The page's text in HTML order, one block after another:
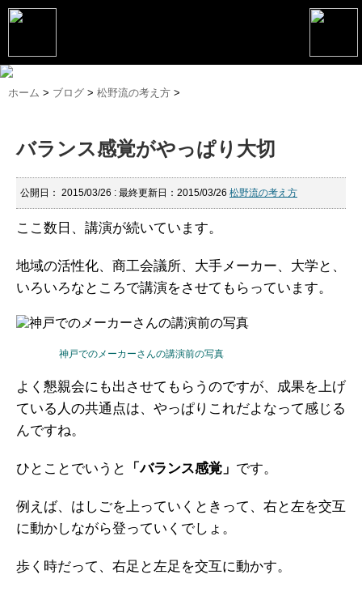
トップページ
松野恵介のブログ
会社概要
コンサルティング
マーケティング塾
ガイアの実績
ホーム > ブログ > 松野流の考え方 >
バランス感覚がやっぱり大切
公開日： 2015/03/26 : 最終更新日：2015/03/26 松野流の考え方
ここ数日、講演が続いています。
地域の活性化、商工会議所、大手メーカー、大学と、
いろいろなところで講演をさせてもらっています。
神戸でのメーカーさんの講演前の写真
よく懇親会にも出させてもらうのですが、成果を上げ
ている人の共通点は、やっぱりこれだよなって感じる
んですね。
ひとことでいうと 「バランス感覚」 です。
例えば、はしごを上っていくときって、右と左を交互
に動かしながら登っていくでしょ。
歩く時だって、右足と左足を交互に動かす。